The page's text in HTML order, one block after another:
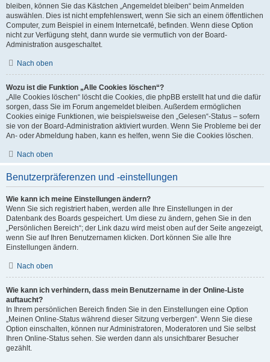
bleiben, können Sie das Kästchen „Angemeldet bleiben“ beim Anmelden
auswählen. Dies ist nicht empfehlenswert, wenn Sie sich an einem öffentlichen
Computer, zum Beispiel in einem Internetcafé, befinden. Wenn diese Option
nicht zur Verfügung steht, dann wurde sie vermutlich von der Board-
Administration ausgeschaltet.
Nach oben
Wozu ist die Funktion „Alle Cookies löschen“?
„Alle Cookies löschen“ löscht die Cookies, die phpBB erstellt hat und die dafür
sorgen, dass Sie im Forum angemeldet bleiben. Außerdem ermöglichen
Cookies einige Funktionen, wie beispielsweise den „Gelesen“-Status – sofern
sie von der Board-Administration aktiviert wurden. Wenn Sie Probleme bei der
An- oder Abmeldung haben, kann es helfen, wenn Sie die Cookies löschen.
Nach oben
Benutzerpräferenzen und -einstellungen
Wie kann ich meine Einstellungen ändern?
Wenn Sie sich registriert haben, werden alle Ihre Einstellungen in der
Datenbank des Boards gespeichert. Um diese zu ändern, gehen Sie in den
„Persönlichen Bereich“; der Link dazu wird meist oben auf der Seite angezeigt,
wenn Sie auf Ihren Benutzernamen klicken. Dort können Sie alle Ihre
Einstellungen ändern.
Nach oben
Wie kann ich verhindern, dass mein Benutzername in der Online-Liste
auftaucht?
In Ihrem persönlichen Bereich finden Sie in den Einstellungen eine Option
„Meinen Online-Status während dieser Sitzung verbergen“. Wenn Sie diese
Option einschalten, können nur Administratoren, Moderatoren und Sie selbst
Ihren Online-Status sehen. Sie werden dann als unsichtbarer Besucher
gezählt.